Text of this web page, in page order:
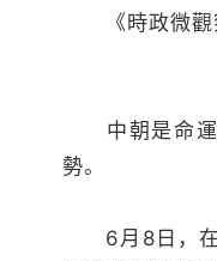
《時政微觀
中朝是命運
勢。
6月8日，在